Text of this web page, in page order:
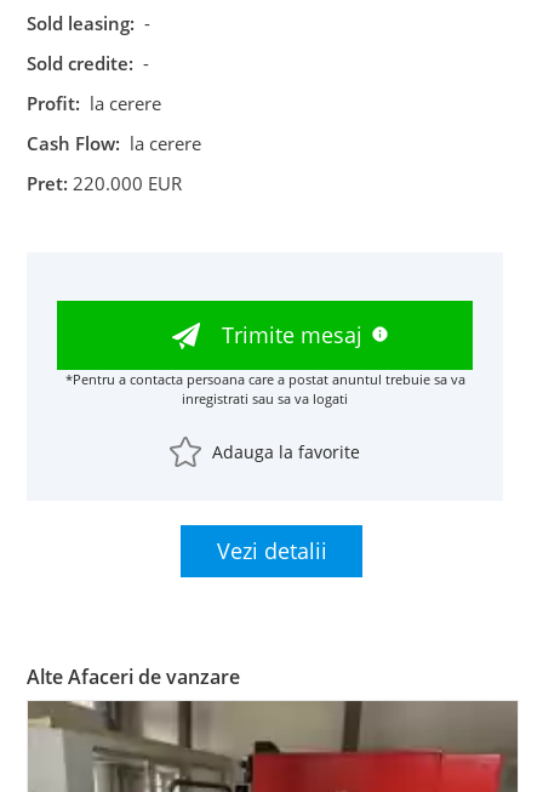
Sold leasing: -
Sold credite: -
Profit: la cerere
Cash Flow: la cerere
Pret: 220.000 EUR
Trimite mesaj
*Pentru a contacta persoana care a postat anuntul trebuie sa va
inregistrati sau sa va logati
Adauga la favorite
Vezi detalii
Alte Afaceri de vanzare